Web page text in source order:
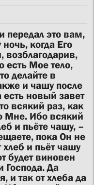
передал это вам,
когда Его
возблагодарив,
есть Мое тело,
делайте в
и чашу после
есть новый завет
всякий раз, как
Мне. Ибо всякий
и пьёте чашу, –
пока Он не
хлеб и пьёт чашу
будет виновен
Господа. Да
и так от хлеба да